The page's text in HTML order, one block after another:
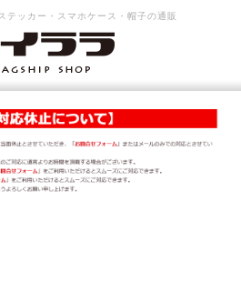
テッカー・スマホケース・帽子の通販